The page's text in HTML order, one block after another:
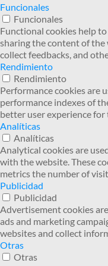
Funcionales
Funcionales
Functional cookies help
sharing the content of the
collect feedbacks, and
Rendimiento
Rendimiento
Performance cookies are
performance indexes of
better user experience for
Analíticas
Analíticas
Analytical cookies are
with the website. These
metrics the number of
Publicidad
Publicidad
Advertisement cookies
ads and marketing
websites and collect
Otras
Otras